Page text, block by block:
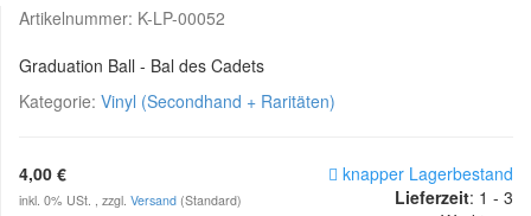
Artikelnummer: K-LP-00052
Graduation Ball - Bal des Cadets
Kategorie: Vinyl (Secondhand + Raritäten)
4,00 €
inkl. 0% USt. , zzgl. Versand (Standard)
knapper Lagerbestand
Lieferzeit: 1 - 3